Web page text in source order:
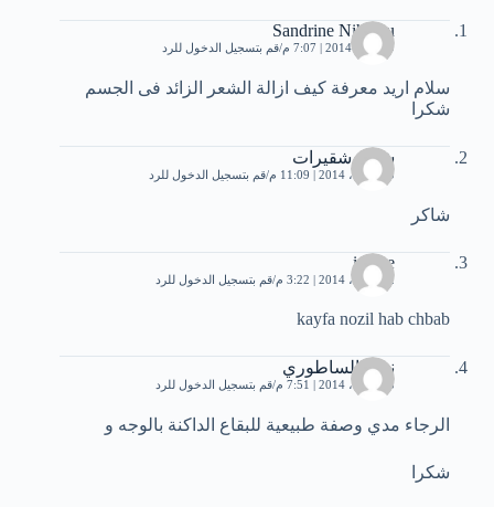
Sandrine Nihalou
9 أبريل، 2014 | 7:07 م قم بتسجيل الدخول للرد
سلام اريد معرفة كيف ازالة الشعر الزائد فى الجسم
شكرا
ﺷﺎﻛﺮ ﺷﻘﻴﺮﺍﺕ
10 أبريل، 2014 | 11:09 م قم بتسجيل الدخول للرد
شاكر
imane
12 أبريل، 2014 | 3:22 م قم بتسجيل الدخول للرد
kayfa nozil hab chbab
نبيلة الساطوري
15 أبريل، 2014 | 7:51 م قم بتسجيل الدخول للرد
الرجاء مدي وصفة طبيعية للبقاع الداكنة بالوجه و
شكرا